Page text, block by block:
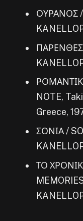
ΟΥΡΑΝΟΣ /
NOTE,
Greece,
ΣΟΝΙΑ /
ΤΟ